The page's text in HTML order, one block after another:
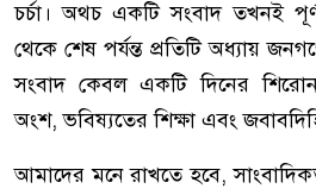
চর্চা। অথচ একটি সংবাদ তখনই
থেকে শেষ পর্যন্ত প্রতিটি অধ্যায়
সংবাদ কেবল একটি দিনের
অংশ, ভবিষ্যতের শিক্ষা এবং
আমাদের মনে রাখতে হবে,